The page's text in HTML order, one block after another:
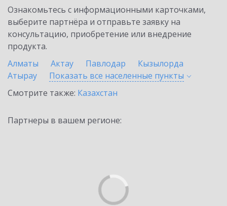
Ознакомьтесь с информационными карточками,
выберите партнёра и отправьте заявку на
консультацию, приобретение или внедрение
продукта.
Алматы
Актау Павлодар
Кызылорда
Атырау
Показать все населенные пункты
Смотрите также: Казахстан
Партнеры в вашем регионе: